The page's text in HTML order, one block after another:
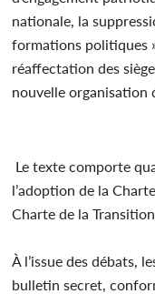
nationale, la
formations politiques
réaffectation des
nouvelle organisation
Le texte comporte
l’adoption de la
Charte de la
À l’issue des débats,
bulletin secret,